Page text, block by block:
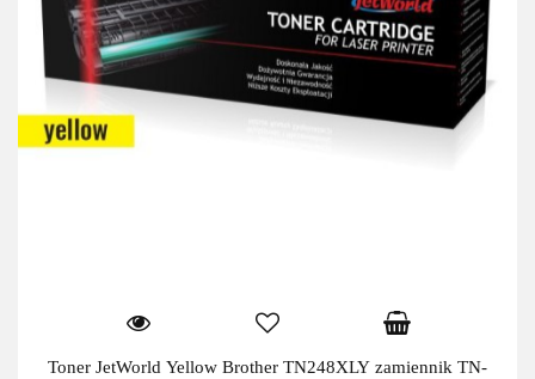
Toner JetWorld Yellow Brother TN248XLY zamiennik TN-